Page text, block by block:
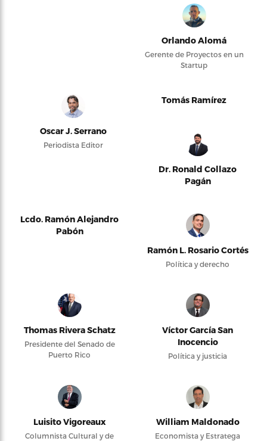
Orlando Alomá
Gerente de Proyectos en un
Startup
Oscar J. Serrano
Periodista Editor
Tomás Ramírez
Dr. Ronald Collazo
Pagán
Lcdo. Ramón Alejandro
Pabón
Ramón L. Rosario Cortés
Política y derecho
Thomas Rivera Schatz
Presidente del Senado de
Puerto Rico
Víctor García San
Inocencio
Política y justicia
Luisito Vigoreaux
Columnista Cultural y de
William Maldonado
Economista y Estratega